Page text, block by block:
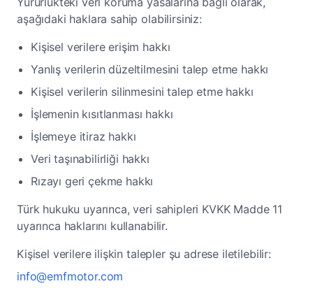
aşağıdaki haklara sahip olabilirsiniz:
Kişisel verilere erişim hakkı
Yanlış verilerin düzeltilmesini talep etme hakkı
Kişisel verilerin silinmesini talep etme hakkı
İşlemenin kısıtlanması hakkı
İşlemeye itiraz hakkı
Veri taşınabilirliği hakkı
Rızayı geri çekme hakkı
Türk hukuku uyarınca, veri sahipleri KVKK Madde 11
uyarınca haklarını kullanabilir.
Kişisel verilere ilişkin talepler şu adrese iletilebilir:
info@emfmotor.com